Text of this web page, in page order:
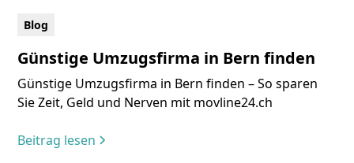
Blog
Günstige Umzugsfirma in Bern finden
Günstige Umzugsfirma in Bern finden – So sparen
Sie Zeit, Geld und Nerven mit movline24.ch
Beitrag lesen